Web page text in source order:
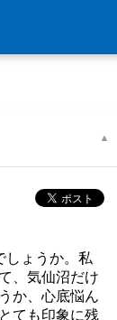
しょうか。私
、気仙沼だけ
か、心底悩ん
ても印象に残